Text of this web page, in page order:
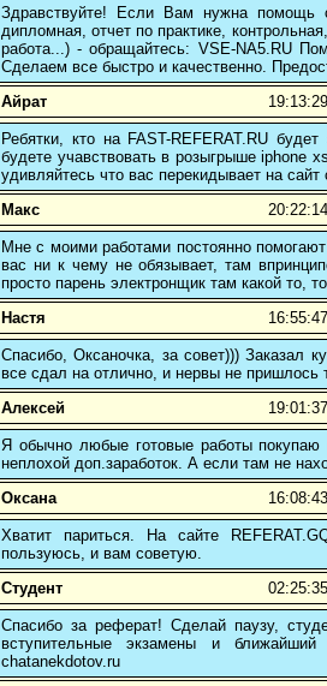
Здравствуйте! Если Вам нужна помощь
дипломная, отчет по практике,
работа...) - обращайтесь: VSE-NA5.RU
Сделаем все быстро и качественно.
Айрат
Ребятки, кто на FAST-REFERAT.RU
будете учавствовать в розыгрыше iphone
удивляйтесь что вас перекидывает на
Макс
Мне с моими работами постоянно
вас ни к чему не обязывает, там
просто парень электронщик там какой то,
Настя
Спасибо, Оксаночка, за совет))) Заказал
все сдал на отлично, и нервы не пришлось
Алексей
Я обычно любые готовые работы
неплохой доп.заработок. А если там не
Оксана
Хватит париться. На сайте
пользуюсь, и вам советую.
Студент
Спасибо за реферат! Сделай паузу,
вступительные экзамены и
chatanekdotov.ru